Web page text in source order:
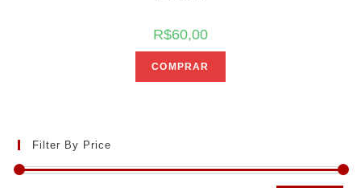
R$60,00
COMPRAR
Filter By Price